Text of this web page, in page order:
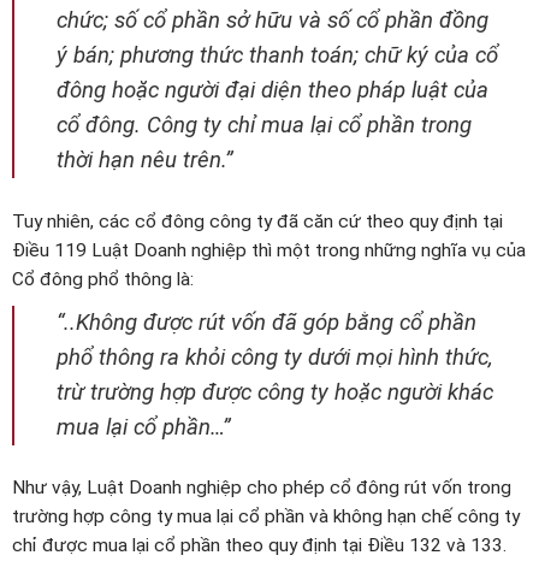
chức; số cổ phần sở hữu và số cổ phần đồng
ý bán; phương thức thanh toán; chữ ký của cổ
đông hoặc người đại diện theo pháp luật của
cổ đông. Công ty chỉ mua lại cổ phần trong
thời hạn nêu trên.”
Tuy nhiên, các cổ đông công ty đã căn cứ theo quy định tại
Điều 119 Luật Doanh nghiệp thì một trong những nghĩa vụ của
Cổ đông phổ thông là:
“..Không được rút vốn đã góp bằng cổ phần
phổ thông ra khỏi công ty dưới mọi hình thức,
trừ trường hợp được công ty hoặc người khác
mua lại cổ phần…”
Như vậy, Luật Doanh nghiệp cho phép cổ đông rút vốn trong
trường hợp công ty mua lại cổ phần và không hạn chế công ty
chỉ được mua lại cổ phần theo quy định tại Điều 132 và 133.